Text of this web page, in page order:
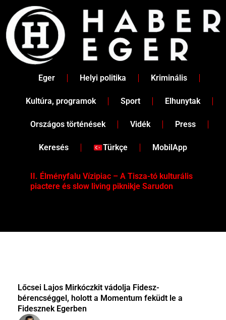
content
Eger Helyi politika Kriminális
Kultúra, programok Sport Elhunytak
Országos történések Vidék Press
Keresés Türkçe MobilApp
II. Élményfalu Vízipiac – A Tisza-tó kulturális
piactere és slow living piknikje Sarudon
Lőcsei Lajos Mirkóczkit vádolja Fidesz-
bérencséggel, holott a Momentum feküdt le a
Fidesznek Egerben